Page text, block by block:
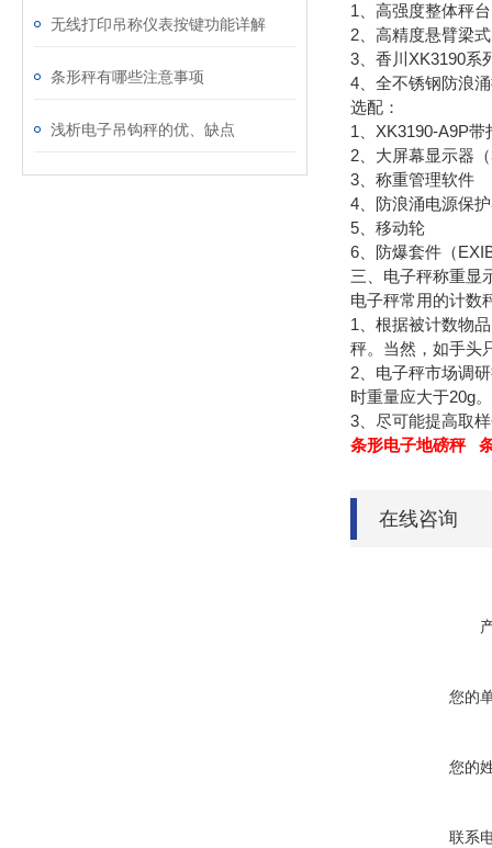
无线打印吊称仪表按键功能详解
条形秤有哪些注意事项
浅析电子吊钩秤的优、缺点
1、高强度整体秤
2、高精度悬臂梁
3、香川XK3190系
4、全不锈钢防浪
选配：
1、XK3190-A9P带
2、大屏幕显示器
3、称重管理软件
4、防浪涌电源保
5、移动轮
6、防爆套件（
三、电子秤称重显
电子秤常用的计数
1、根据被计数物
秤。当然，如手头
2、电子秤市场调
时重量应大于20g
3、尽可能提高取
条形电子地磅秤
在线咨询
您的
您的
联系